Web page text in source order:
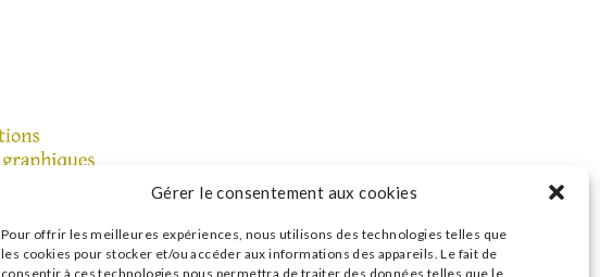
Gérer le consentement aux cookies
Pour offrir les meilleures expériences, nous utilisons des technologies telles que
les cookies pour stocker et/ou accéder aux informations des appareils. Le fait de
consentir à ces technologies nous permettra de traiter des données telles que le